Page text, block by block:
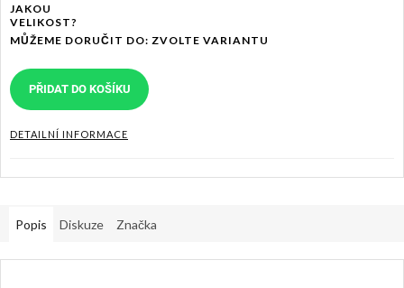
JAKOU
VELIKOST?
MŮŽEME DORUČIT DO: ZVOLTE VARIANTU
PŘIDAT DO KOŠÍKU
DETAILNÍ INFORMACE
Popis Diskuze Značka